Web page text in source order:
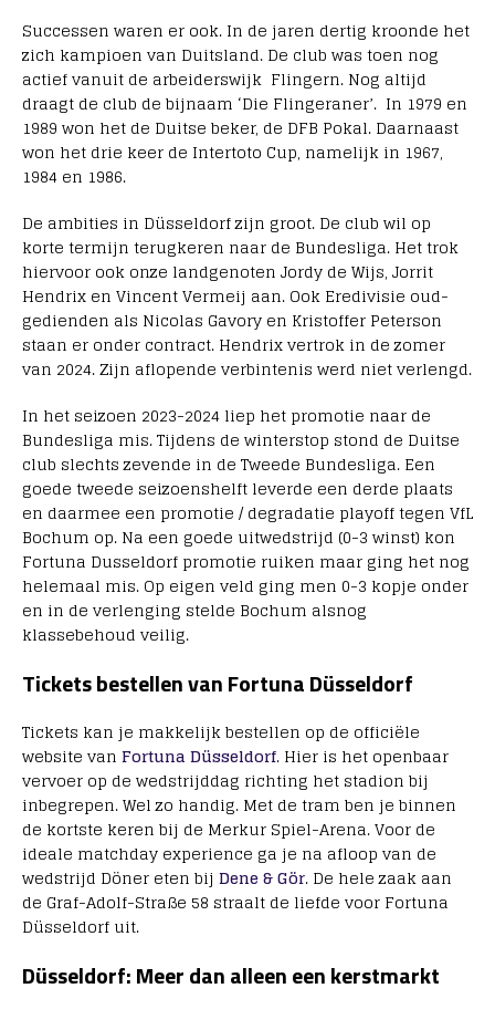
Successen waren er ook. In de jaren dertig kroonde het
zich kampioen van Duitsland. De club was toen nog
actief vanuit de arbeiderswijk Flingern. Nog altijd
draagt de club de bijnaam ‘Die Flingeraner’. In 1979 en
1989 won het de Duitse beker, de DFB Pokal. Daarnaast
won het drie keer de Intertoto Cup, namelijk in 1967,
1984 en 1986.
De ambities in Düsseldorf zijn groot. De club wil op
korte termijn terugkeren naar de Bundesliga. Het trok
hiervoor ook onze landgenoten Jordy de Wijs, Jorrit
Hendrix en Vincent Vermeij aan. Ook Eredivisie oud-
gedienden als Nicolas Gavory en Kristoffer Peterson
staan er onder contract. Hendrix vertrok in de zomer
van 2024. Zijn aflopende verbintenis werd niet verlengd.
In het seizoen 2023-2024 liep het promotie naar de
Bundesliga mis. Tijdens de winterstop stond de Duitse
club slechts zevende in de Tweede Bundesliga. Een
goede tweede seizoenshelft leverde een derde plaats
en daarmee een promotie / degradatie playoff tegen VfL
Bochum op. Na een goede uitwedstrijd (0-3 winst) kon
Fortuna Dusseldorf promotie ruiken maar ging het nog
helemaal mis. Op eigen veld ging men 0-3 kopje onder
en in de verlenging stelde Bochum alsnog
klassebehoud veilig.
Tickets bestellen van Fortuna Düsseldorf
Tickets kan je makkelijk bestellen op de officiële
website van Fortuna Düsseldorf. Hier is het openbaar
vervoer op de wedstrijddag richting het stadion bij
inbegrepen. Wel zo handig. Met de tram ben je binnen
de kortste keren bij de Merkur Spiel-Arena. Voor de
ideale matchday experience ga je na afloop van de
wedstrijd Döner eten bij Dene & Gör. De hele zaak aan
de Graf-Adolf-Straße 58 straalt de liefde voor Fortuna
Düsseldorf uit.
Düsseldorf: Meer dan alleen een kerstmarkt